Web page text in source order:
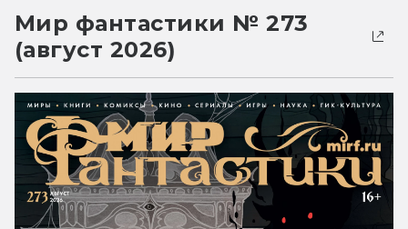
Мир фантастики № 273
(август 2026)